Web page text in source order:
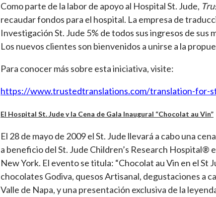
Como parte de la labor de apoyo al Hospital St. Jude,
recaudar fondos para el hospital. La empresa de
Investigación St. Jude 5% de todos sus ingresos de
Los nuevos clientes son bienvenidos a unirse a la
Para conocer más sobre esta iniciativa, visite:
https://www.trustedtranslations.com/translation-for-
El Hospital St. Jude y la Cena de Gala Inaugural “Chocolat au Vin”
El 28 de mayo de 2009 el St. Jude llevará a cabo una
a beneficio del St. Jude Children’s Research Hospital®
New York. El evento se titula: “Chocolat au Vin en el St
chocolates Godiva, quesos Artisanal, degustaciones a
Valle de Napa, y una presentación exclusiva de la